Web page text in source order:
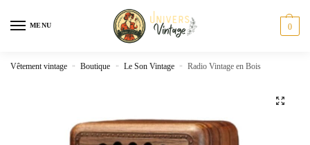
MENU 0
Vêtement vintage » Boutique » Le Son Vintage » Radio Vintage en Bois
🔍